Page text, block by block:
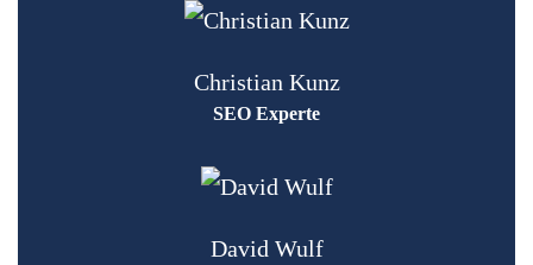
Christian Kunz
SEO Experte
David Wulf